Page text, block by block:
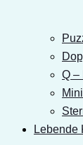
Q –
Lebende